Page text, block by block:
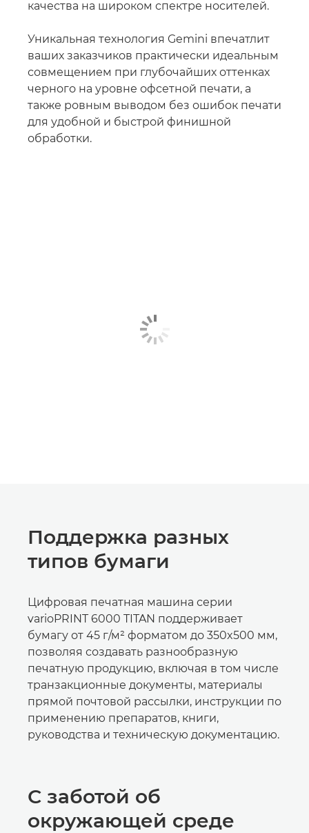
качества на широком спектре носителей.
Уникальная технология Gemini впечатлит
ваших заказчиков практически идеальным
совмещением при глубочайших оттенках
черного на уровне офсетной печати, а
также ровным выводом без ошибок печати
для удобной и быстрой финишной
обработки.
Поддержка разных
типов бумаги
Цифровая печатная машина серии
varioPRINT 6000 TITAN поддерживает
бумагу от 45 г/м² форматом до 350x500 мм,
позволяя создавать разнообразную
печатную продукцию, включая в том числе
транзакционные документы, материалы
прямой почтовой рассылки, инструкции по
применению препаратов, книги,
руководства и техническую документацию.
С заботой об
окружающей среде